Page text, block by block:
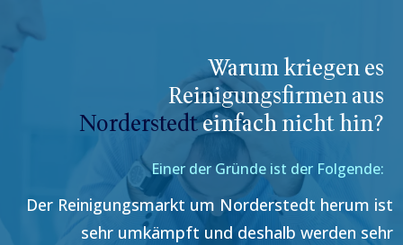
Warum kriegen es
Reinigungsfirmen aus
Norderstedteinfach nicht hin?
Einer der Gründe ist der Folgende:
Der Reinigungsmarkt um Norderstedt herum ist
sehr umkämpft und deshalb werden sehr